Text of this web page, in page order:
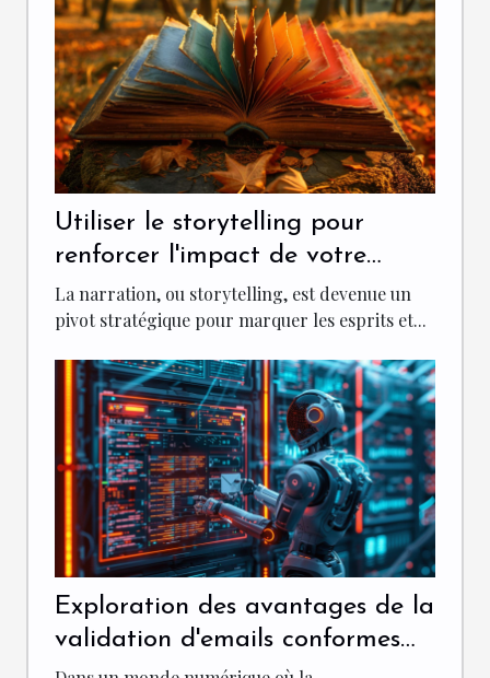
Utiliser le storytelling pour
renforcer l'impact de votre
marque
La narration, ou storytelling, est devenue un
pivot stratégique pour marquer les esprits et...
Exploration des avantages de la
validation d'emails conformes
aux normes RFC